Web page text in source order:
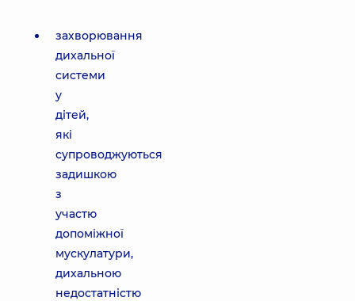
захворювання
дихальної
системи
у
дітей,
які
супроводжуються
задишкою
з
участю
допоміжної
мускулатури,
дихальною
недостатністю